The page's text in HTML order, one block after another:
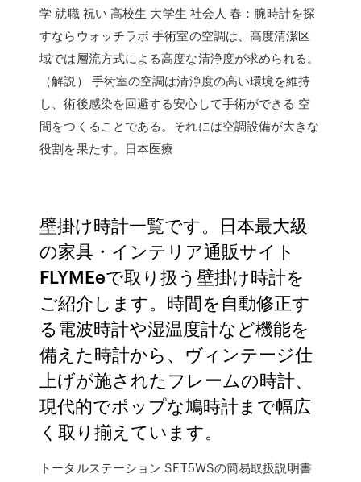
学 就職 祝い 高校生 大学生 社会人 春：腕時計を探
すならウォッチラボ 手術室の空調は、高度清潔区
域では層流方式による高度な清浄度が求められる。
（解説） 手術室の空調は清浄度の高い環境を維持
し、術後感染を回避する安心して手術ができる 空
間をつくることである。それには空調設備が大きな
役割を果たす。日本医療
壁掛け時計一覧です。日本最大級
の家具・インテリア通販サイト
FLYMEeで取り扱う壁掛け時計を
ご紹介します。時間を自動修正す
る電波時計や湿温度計など機能を
備えた時計から、ヴィンテージ仕
上げが施されたフレームの時計、
現代的でポップな鳩時計まで幅広
く取り揃えています。
トータルステーション SET5WSの簡易取扱説明書